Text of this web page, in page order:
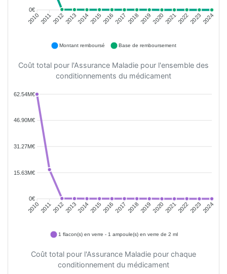
0€
20102011201220132014201520162017 2018201920202021202220232024
Montant remboursé Base de remboursement
Coût total pour l'Assurance Maladie pour l'ensemble des
conditionnements du médicament
62.54M€
46.90M€
31.27M€
15.63M€
0€
20102011201220132014201520162017 2018201920202021202220232024
1 flacon(s) en verre - 1 ampoule(s) en verre de 2 ml
Coût total pour l'Assurance Maladie pour chaque
conditionnement du médicament